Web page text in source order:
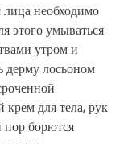
необходимо
этого умываться
утром и
дерму лосьоном
для тела, рук
пор борются